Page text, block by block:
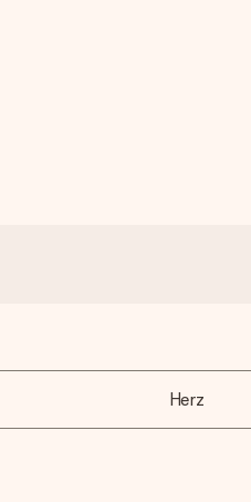
Herz